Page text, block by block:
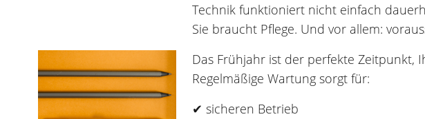
Technik funktioniert nicht einfach
Sie braucht Pflege. Und vor allem:
Das Frühjahr ist der perfekte Zeitpunkt,
Regelmäßige Wartung sorgt für:
✔ sicheren Betrieb